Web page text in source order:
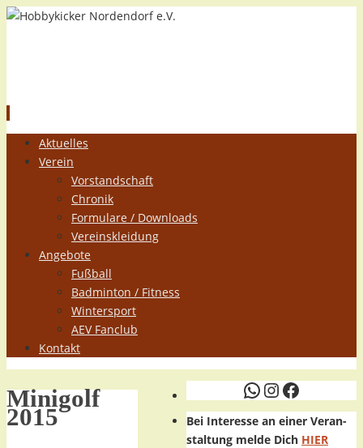
Zum
Inhalt
Aktuelles
Verein
Vorstandschaft
Chronik
Formulare / Downloads
Vereinskleidung
Angebote
Fußball
Badminton / Fitness
Wintersport
AEV Fanclub
Kontakt
Minigolf
2015
WhatsApp
Instagram
Bei Interesse an einer Veran-
staltung melde Dich HIER